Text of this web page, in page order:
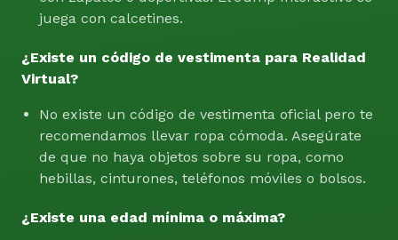
juega con calcetines.
¿Existe un código de vestimenta para Realidad
Virtual?
No existe un código de vestimenta oficial pero te
recomendamos llevar ropa cómoda. Asegúrate
de que no haya objetos sobre su ropa, como
hebillas, cinturones, teléfonos móviles o bolsos.
¿Existe una edad mínima o máxima?